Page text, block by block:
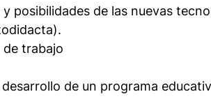
posibilidades de las nuevas
de trabajo
de un programa